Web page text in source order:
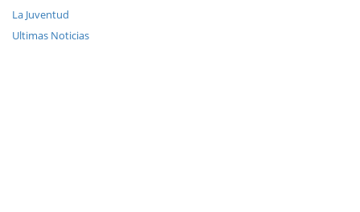
La Juventud
Ultimas Noticias